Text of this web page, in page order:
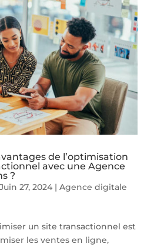
de l’optimisation
avec une Agence
?
Juin 27, 2024| Agence digitale
un site transactionnel est
les ventes en ligne,